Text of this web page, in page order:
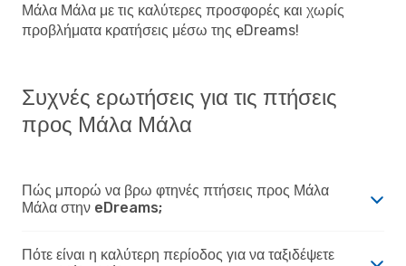
Μάλα Μάλα με τις καλύτερες προσφορές και χωρίς
προβλήματα κρατήσεις μέσω της eDreams!
Συχνές ερωτήσεις για τις πτήσεις
προς Μάλα Μάλα
Πώς μπορώ να βρω φτηνές πτήσεις προς Μάλα
Μάλα στην eDreams;
Πότε είναι η καλύτερη περίοδος για να ταξιδέψετε